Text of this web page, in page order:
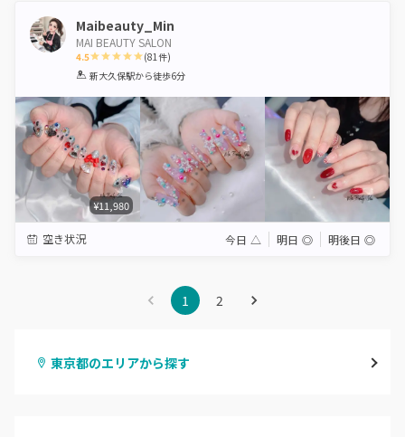
Maibeauty_Min
MAI BEAUTY SALON
4.5
1 2 3 4 5
(81件)
新大久保駅から徒歩6分
¥11,980
空き状況 今日 △ 明日 ◎ 明後日 ◎
1 2
東京都のエリアから探す